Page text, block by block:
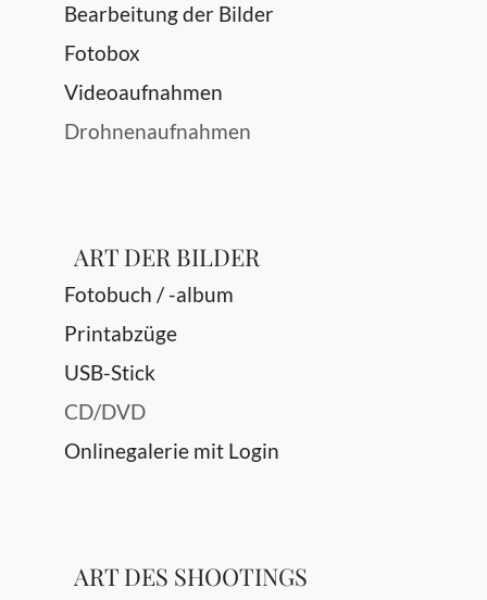
Bearbeitung der Bilder
Fotobox
Videoaufnahmen
Drohnenaufnahmen
ART DER BILDER
Fotobuch / -album
Printabzüge
USB-Stick
CD/DVD
Onlinegalerie mit Login
ART DES SHOOTINGS